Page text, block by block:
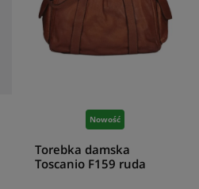
Nowość
Torebka damska
Toscanio F159 ruda